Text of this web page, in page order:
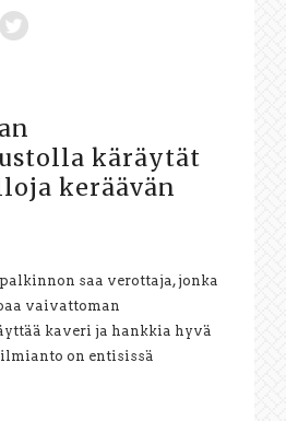
käräytät
keräävän
saa verottaja, jonka
vaivattoman
kaveri ja hankkia hyvä
on entisissä